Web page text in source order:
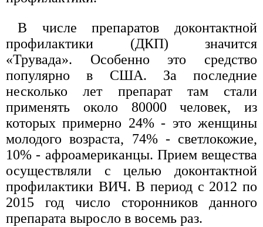
В числе препаратов доконтактной
профилактики (ДКП) значится
«Трувада». Особенно это средство
популярно в США. За последние
несколько лет препарат там стали
применять около 80000 человек, из
которых примерно 24% - это женщины
молодого возраста, 74% - светлокожие,
10% - афроамериканцы. Прием вещества
осуществляли с целью доконтактной
профилактики ВИЧ. В период с 2012 по
2015 год число сторонников данного
препарата выросло в восемь раз.